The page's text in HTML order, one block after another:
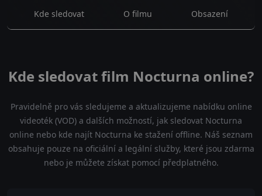
Kde sledovat O filmu Obsazení
Kde sledovat film Nocturna online?
Pravidelně pro vás sledujeme a aktualizujeme nabídku online
videoték (VOD) a dalších možností, jak sledovat Nocturna
online nebo kde najít Nocturna ke stažení offline. Náš seznam
obsahuje pouze na oficiální a legální služby, které jsou zdarma
nebo je můžete získat pomocí předplatného.